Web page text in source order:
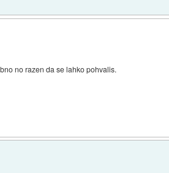
no razen da se lahko pohvalis.